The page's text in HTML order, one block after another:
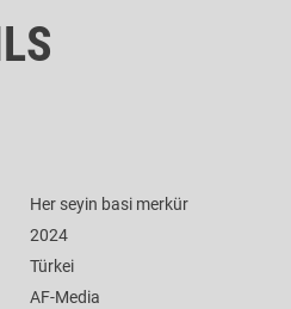
Her seyin basi merkür
2024
Türkei
AF-Media